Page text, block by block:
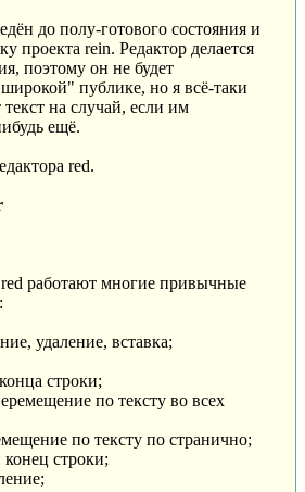
до полу-готового состояния и
проекта rein. Редактор делается
поэтому он не будет
публике, но я всё-таки
на случай, если им
ещё.
red.
работают многие привычные
удаление, вставка;
строки;
по тексту во всех
по тексту по странично;
конец строки;